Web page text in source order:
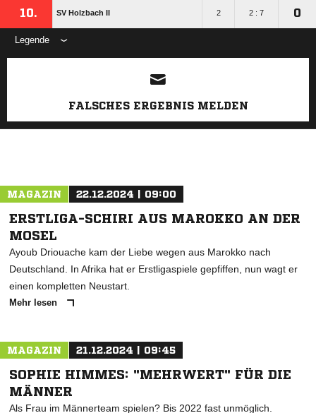
10. SV Holzbach II 2 2 : 7 0
Legende
ANZEIGE
FALSCHES ERGEBNIS MELDEN
MAGAZIN 22.12.2024 | 09:00
ERSTLIGA-SCHIRI AUS MAROKKO AN DER
MOSEL
Ayoub Driouache kam der Liebe wegen aus Marokko nach
Deutschland. In Afrika hat er Erstligaspiele gepfiffen, nun wagt er
einen kompletten Neustart.
Mehr lesen
MAGAZIN 21.12.2024 | 09:45
SOPHIE HIMMES: "MEHRWERT" FÜR DIE
MÄNNER
Als Frau im Männerteam spielen? Bis 2022 fast unmöglich.